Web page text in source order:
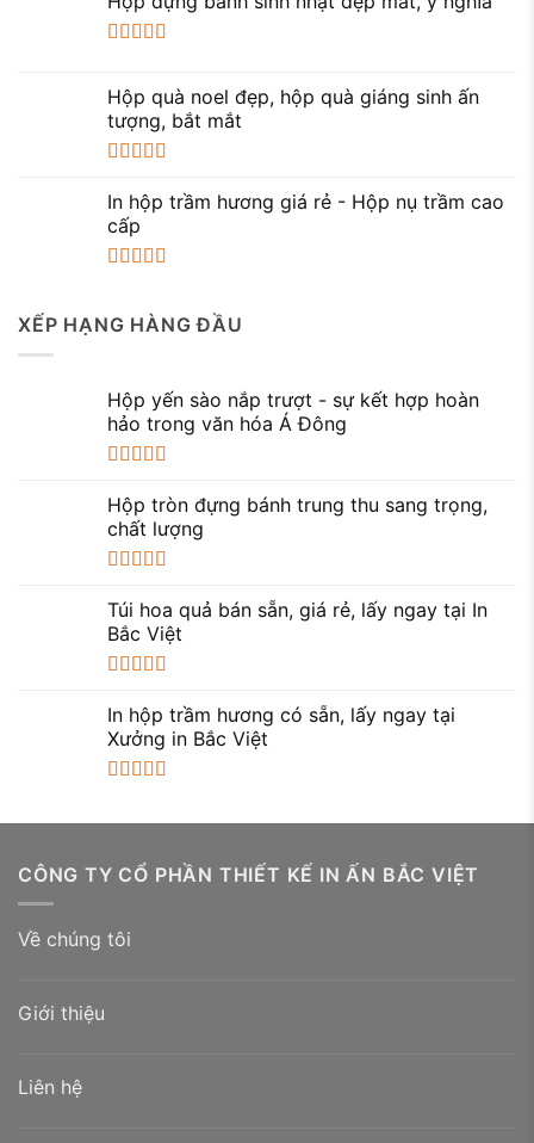
sao
Hộp quà noel đẹp, hộp quà giáng sinh ấn
tượng, bắt mắt
hạng5.005
sao
In hộp trầm hương giá rẻ - Hộp nụ trầm cao
cấp
sao
XẾP HẠNG HÀNG ĐẦU
Hộp yến sào nắp trượt - sự kết hợp hoàn
hảo trong văn hóa Á Đông
hạng 5.005
sao
Hộp tròn đựng bánh trung thu sang trọng,
chất lượng
hạng5.005
sao
Túi hoa quả bán sẵn, giá rẻ, lấy ngay tại In
Bắc Việt
hạng5.005
sao
In hộp trầm hương có sẵn, lấy ngay tại
Xưởng in Bắc Việt
CÔNG TY CỔ PHẦN THIẾT KẾ IN ẤN BẮC VIỆT
Về chúng tôi
Giới thiệu
Liên hệ